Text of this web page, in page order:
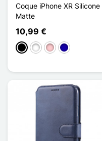
Coque iPhone XR Silicone
Matte
10,99 €
PretoBrancoRosaAzul Escuro